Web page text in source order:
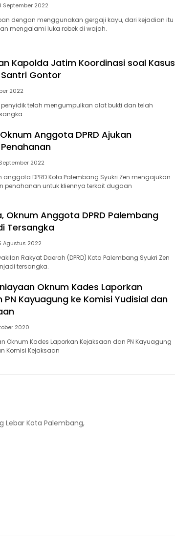
September 2022
dengan menggunakan gergaji kayu, dari kejadian itu
mengalami luka robek di wajah.
Kapolda Jatim Koordinasi soal Kasus
Gontor
2022
telah mengumpulkan alat bukti dan telah
Anggota DPRD Ajukan
2022
DPRD Kota Palembang Syukri Zen mengajukan
penahanan untuk kliennya terkait dugaan
Oknum Anggota DPRD Palembang
Tersangka
Agustus 2022
Rakyat Daerah (DPRD) Kota Palembang Syukri Zen
tersangka.
Oknum Kades Laporkan
PN Kayuagung ke Komisi Yudisial dan
2020
Oknum Kades Laporkan Kejaksaan dan PN Kayuagung
Komisi Kejaksaan
Lebar Kota Palembang,